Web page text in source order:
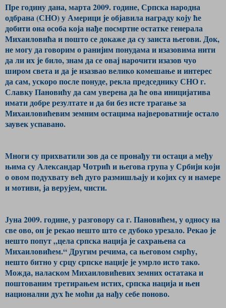
Пре годину дана, марта 2009. године, Српска народна
одбрана (СНО) у Америци је објавила награду коју ће
добити она особа која нађе посмртне остатке генерала
Михаиловића и пошто се докаже да су заиста његови. Док,
не могу да говорим о ранијим понудама и изазовима нити
да ли их је било, знам да се овај нарочити изазов чуо
широм света и да је изазвао велико комешање и интерес
да сам, ускоро после понуде, рекла председнику СНО г.
Славку Пановићу да сам уверена да ће ова иницијатива
имати добре резултате и да би без исте трагање за
Михаиловићевим земним остацима највероватније остало
заувек успавано.
Mноги су прихватили зов да се пронађу ти остаци а међу
њима су Александар Чотрић и његова група у Србији који
о овом подухвату већ дуго размишљају и којих су и намере
и мотиви, ја верујем, чисти.
Јуна 2009. године, у разговору са г. Пановићем, у односу на
све ово, он је рекао нешто што се дубоко урезало. Рекао је
нешто попут „цела српска нација је сахрањена са
Михаиловићем.“ Другим речима, са његовом смрћу,
нешто битно у срцу српске нације је умрло исто тако.
Можда, наласком Михаиловићевих земних остатака и
поштованим третирањем истих, српска нација и њен
национални дух ће моћи да нађу себе поново.